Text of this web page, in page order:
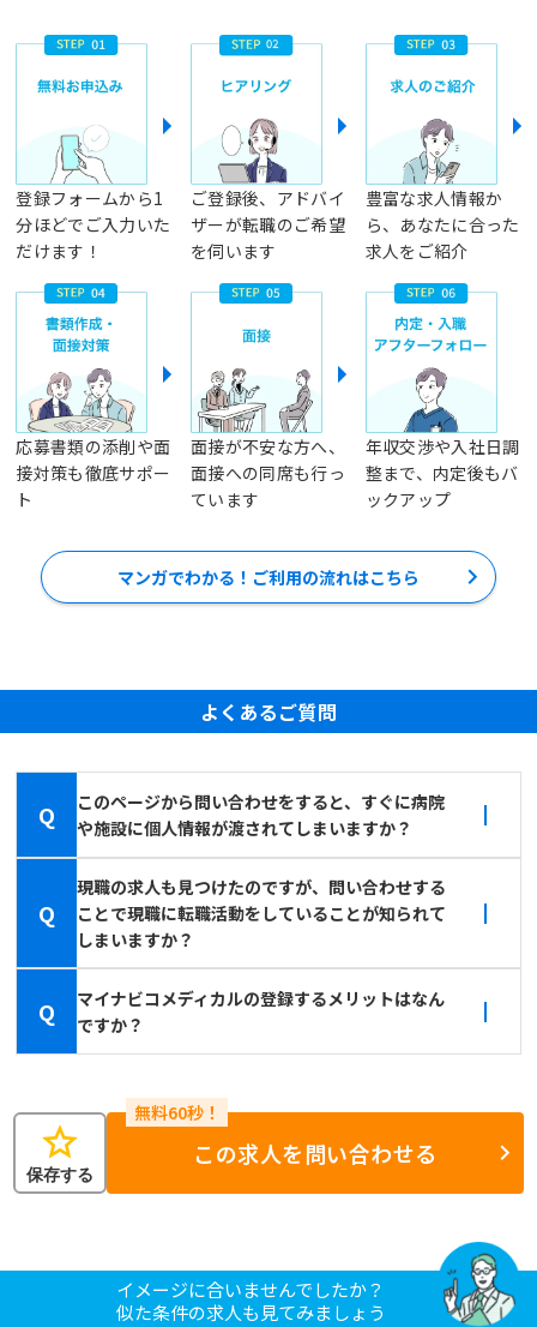
登録フォームから1
分ほどでご入力いた
だけます！
ご登録後、アドバイ
ザーが転職のご希望
を伺います
豊富な求人情報か
ら、あなたに合った
求人をご紹介
応募書類の添削や面
接対策も徹底サポー
ト
面接が不安な方へ、
面接への同席も行っ
ています
年収交渉や入社日調
整まで、内定後もバ
ックアップ
マンガでわかる！ご利用の流れはこちら
よくあるご質問
Q
このページから問い合わせをすると、すぐに病院
や施設に個人情報が渡されてしまいますか？
Q
現職の求人も見つけたのですが、問い合わせする
ことで現職に転職活動をしていることが知られて
しまいますか？
Q
マイナビコメディカルの登録するメリットはなん
ですか？
star
保存する
この求人を問い合わせる
イメージに合いませんでしたか？
似た条件の求人も見てみましょう